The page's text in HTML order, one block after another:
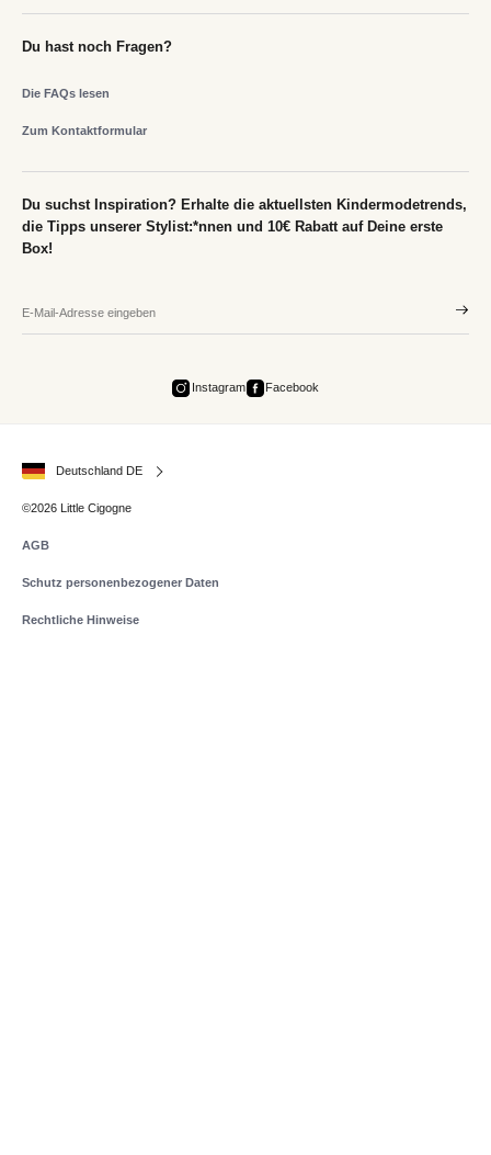
Du hast noch Fragen?
Die FAQs lesen
Zum Kontaktformular
Du suchst Inspiration? Erhalte die aktuellsten Kindermodetrends,
die Tipps unserer Stylist:*nnen und 10€ Rabatt auf Deine erste
Box!
Instagram Facebook
Deutschland DE
©2026 Little Cigogne
AGB
Schutz personenbezogener Daten
Rechtliche Hinweise